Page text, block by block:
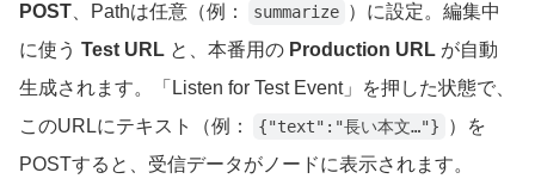
POST 、Pathは任意（例： summarize ）に設定。編集中
に使う Test URL と、本番用の Production URL が自動
生成されます。「Listen for Test Event」を押した状態で、
このURLにテキスト（例：
{"text":"長い本文…"}
）を
POSTすると、受信データがノードに表示されます。